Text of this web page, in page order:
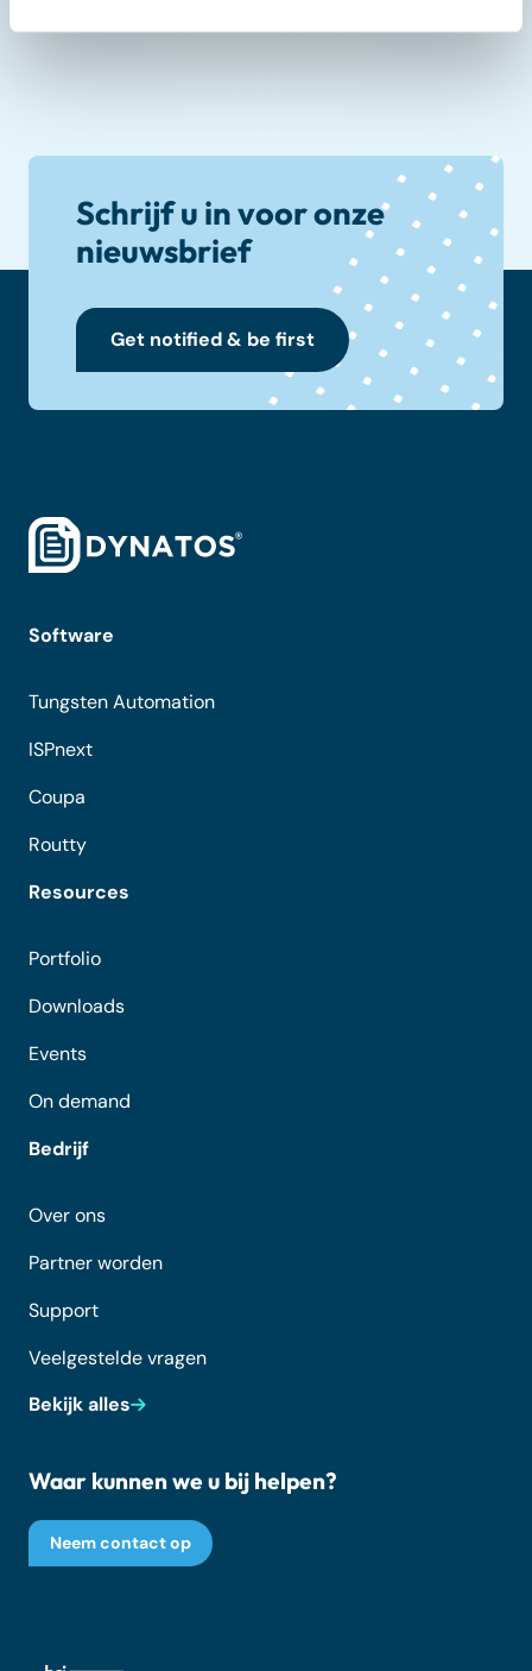
Schrijf u in voor onze
nieuwsbrief
Get notified & be first
Software
Tungsten Automation
ISPnext
Coupa
Routty
Resources
Portfolio
Downloads
Events
On demand
Bedrijf
Over ons
Partner worden
Support
Veelgestelde vragen
Bekijk alles
Waar kunnen we u bij helpen?
Neem contact op